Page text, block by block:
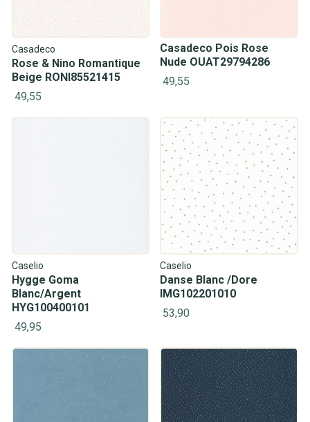
Casadeco
Rose & Nino Romantique
Beige RONI85521415
49,55
Casadeco Pois Rose
Nude OUAT29794286
49,55
Caselio
Hygge Goma
Blanc/Argent
HYG100400101
49,95
Caselio
Danse Blanc /Dore
IMG102201010
53,90